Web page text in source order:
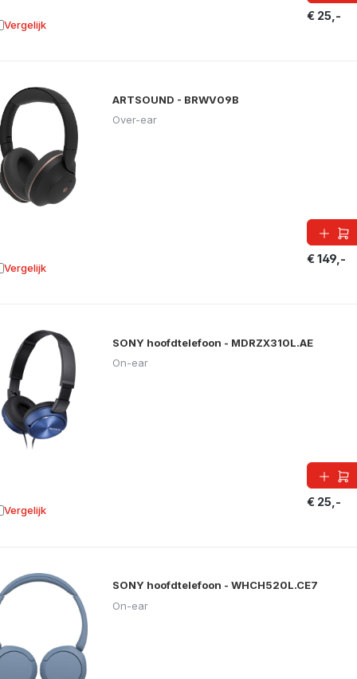
€ 25,-
Vergelijk aan vergelijking
ARTSOUND - BRWV09B
Over-ear
€ 149,-
Vergelijk aan vergelijking
SONY hoofdtelefoon - MDRZX310L.AE
On-ear
€ 25,-
Vergelijk aan vergelijking
SONY hoofdtelefoon - WHCH520L.CE7
On-ear